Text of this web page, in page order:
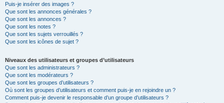
Puis-je insérer des images ?
Que sont les annonces générales ?
Que sont les annonces ?
Que sont les notes ?
Que sont les sujets verrouillés ?
Que sont les icônes de sujet ?
Niveaux des utilisateurs et groupes d’utilisateurs
Que sont les administrateurs ?
Que sont les modérateurs ?
Que sont les groupes d’utilisateurs ?
Où sont les groupes d’utilisateurs et comment puis-je en rejoindre un ?
Comment puis-je devenir le responsable d’un groupe d’utilisateurs ?